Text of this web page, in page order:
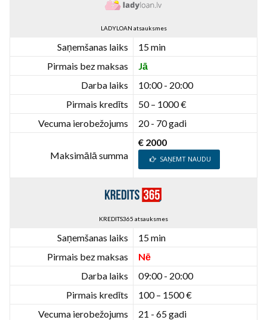
LADYLOAN atsauksmes
Saņemšanas laiks
15 min
Pirmais bez maksas
Jā
Darba laiks
10:00 - 20:00
Pirmais kredīts
50 – 1000 €
Vecuma ierobežojums
20 - 70 gadi
Maksimālā summa
€ 2000
SAŅEMT NAUDU
KREDITS365 atsauksmes
Saņemšanas laiks
15 min
Pirmais bez maksas
Nē
Darba laiks
09:00 - 20:00
Pirmais kredīts
100 – 1500 €
Vecuma ierobežojums
21 - 65 gadi